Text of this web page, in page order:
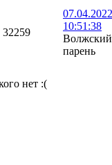
32259
07.04.2022
10:51:38
Волжский
парень
нет :(